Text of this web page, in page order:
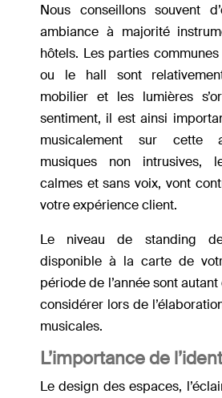
Nous conseillons souvent
ambiance à majorité
hôtels. Les parties
ou le hall sont
mobilier et les lumières
sentiment, il est ainsi
musicalement sur cette
musiques non intrusives,
calmes et sans voix, vont
votre expérience client.
Le niveau de standing de
disponible à la carte de
période de l’année sont
considérer lors de
musicales.
L’importance de
Le design des espaces,